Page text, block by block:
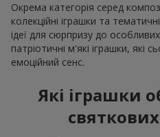
Окрема категорія серед
колекційні іграшки та
ідеї для сюрпризу до
патріотичні м'які іграшки, які
емоційний сенс.
Які іграшки